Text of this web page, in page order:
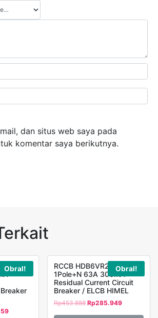
dan situs web saya pada
komentar saya berikutnya.
Obral! Obral!
RCCB HDB6VR263TC
1Pole+N 63A 300mA
Residual Current Circuit
Breaker / ELCB HIMEL
Rp453.888 Rp285.949